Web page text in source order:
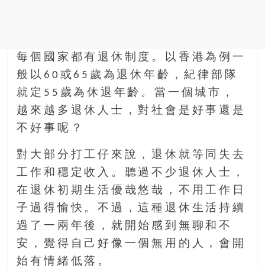
每個國家都有退休制度。以香港為例一
般以60或65歲為退休年齡，紀律部隊
就定55歲為休退年齡。當一個城市，
越來越多退休人士，對社會是好事還是
不好事呢？
對大部分打工仔來說，退休就等同失去
工作和穩定收入。聽過不少退休人士，
在退休初期生活優哉悠哉，不用工作日
子過得愉快。不過，這種退休生活持續
過了一兩年後，就開始感到無聊和不
安，覺得自己好像一個無用的人，會開
始有情緒低落。